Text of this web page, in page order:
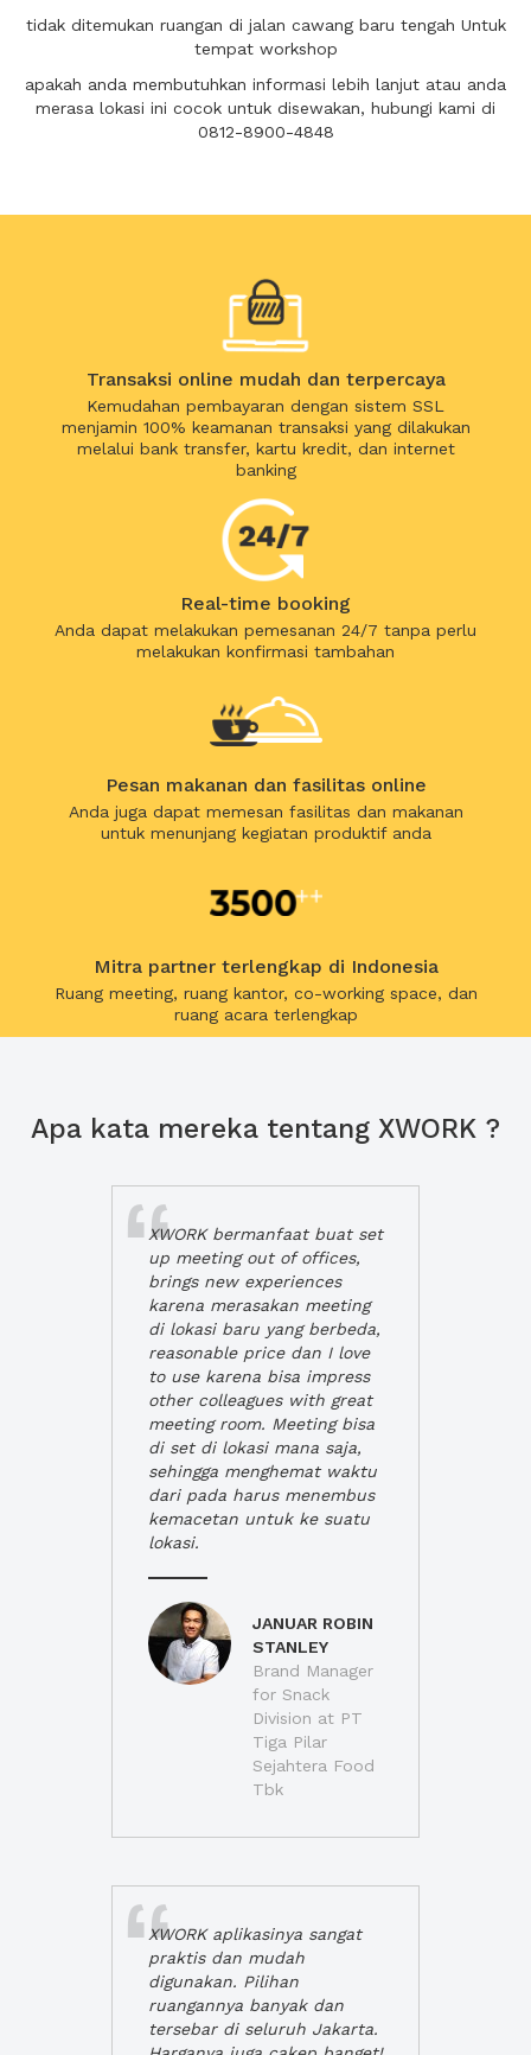
tidak ditemukan ruangan di jalan cawang baru tengah Untuk
tempat workshop
apakah anda membutuhkan informasi lebih lanjut atau anda
merasa lokasi ini cocok untuk disewakan, hubungi kami di
0812-8900-4848
Transaksi online mudah dan terpercaya
Kemudahan pembayaran dengan sistem SSL
menjamin 100% keamanan transaksi yang dilakukan
melalui bank transfer, kartu kredit, dan internet
banking
Real-time booking
Anda dapat melakukan pemesanan 24/7 tanpa perlu
melakukan konfirmasi tambahan
Pesan makanan dan fasilitas online
Anda juga dapat memesan fasilitas dan makanan
untuk menunjang kegiatan produktif anda
Mitra partner terlengkap di Indonesia
Ruang meeting, ruang kantor, co-working space, dan
ruang acara terlengkap
Apa kata mereka tentang XWORK ?
XWORK bermanfaat buat set
up meeting out of offices,
brings new experiences
karena merasakan meeting
di lokasi baru yang berbeda,
reasonable price dan I love
to use karena bisa impress
other colleagues with great
meeting room. Meeting bisa
di set di lokasi mana saja,
sehingga menghemat waktu
dari pada harus menembus
kemacetan untuk ke suatu
lokasi.
JANUAR ROBIN
STANLEY
Brand Manager
for Snack
Division at PT
Tiga Pilar
Sejahtera Food
Tbk
XWORK aplikasinya sangat
praktis dan mudah
digunakan. Pilihan
ruangannya banyak dan
tersebar di seluruh Jakarta.